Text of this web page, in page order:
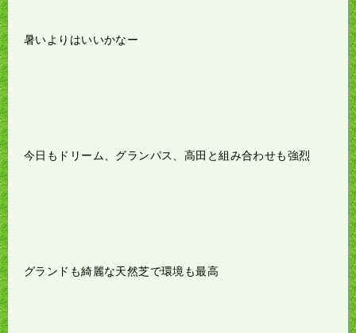
暑いよりはいいかなー
今日もドリーム、グランパス、高田と組み合わせも強烈
グランドも綺麗な天然芝で環境も最高